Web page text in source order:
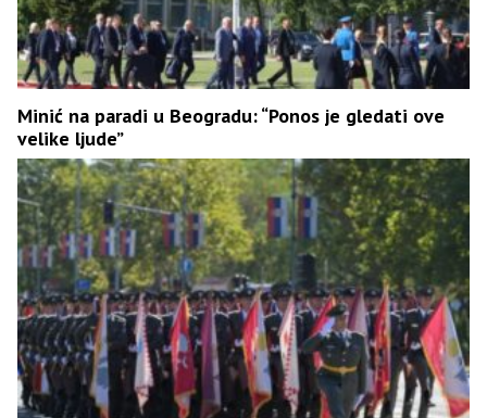
Minić na paradi u Beogradu: “Ponos je gledati ove
velike ljude”